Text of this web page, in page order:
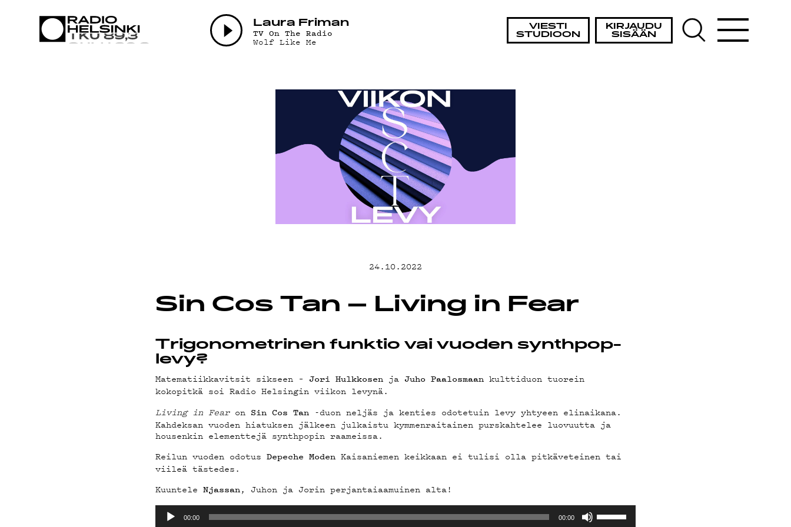
VIESTI
STUDIOON
KIRJAUDU
SISÄÄN
Laura Friman
TV On The Radio
Wolf Like Me
AJANKOHTAISTA
OHJELMAT
PODCAST
MAINOSTA
YHTEYSTIEDOT
24.10.2022
Sin Cos Tan – Living in Fear
Trigonometrinen funktio vai vuoden synthpop-
levy?
Matematiikkavitsit sikseen –Jori Hulkkosen jaJuho Paalosmaan kulttiduon tuorein
kokopitkä soi Radio Helsingin viikon levynä.
Living in Fearon Sin Cos Tan -duon neljäs ja kenties odotetuin levy yhtyeen elinaikana.
Kahdeksan vuoden hiatuksen jälkeen julkaistu kymmenraitainen purskahtelee luovuutta ja
housenkin elementtejä synthpopin raameissa.
Reilun vuoden odotusDepeche Moden Kaisaniemen keikkaan ei tulisi olla pitkäveteinen tai
viileä tästedes.
KuunteleNjassan, Juhon ja Jorin perjantaiaamuinen alta!
Äänitoistin
00:00 00:00
ylös